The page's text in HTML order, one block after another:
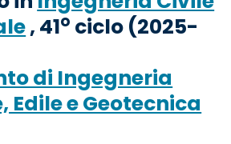
, 41o ciclo (2025-
di Ingegneria
e Geotecnica